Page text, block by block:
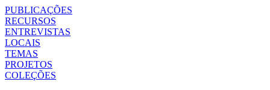
PUBLICAÇÕES
RECURSOS
ENTREVISTAS
LOCAIS
TEMAS
PROJETOS
COLEÇÕES